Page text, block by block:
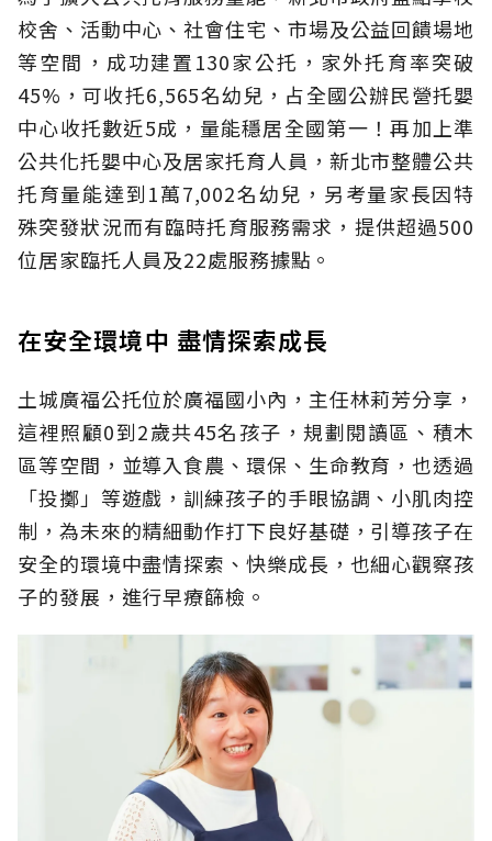
校舍、活動中心、社會住宅、市場及公益回饋場地
等空間，成功建置130家公托，家外托育率突破
45%，可收托6,565名幼兒，占全國公辦民營托嬰
中心收托數近5成，量能穩居全國第一！再加上準
公共化托嬰中心及居家托育人員，新北市整體公共
托育量能達到1萬7,002名幼兒，另考量家長因特
殊突發狀況而有臨時托育服務需求，提供超過500
位居家臨托人員及22處服務據點。
在安全環境中 盡情探索成長
土城廣福公托位於廣福國小內，主任林莉芳分享，
這裡照顧0到2歲共45名孩子，規劃閱讀區、積木
區等空間，並導入食農、環保、生命教育，也透過
「投擲」等遊戲，訓練孩子的手眼協調、小肌肉控
制，為未來的精細動作打下良好基礎，引導孩子在
安全的環境中盡情探索、快樂成長，也細心觀察孩
子的發展，進行早療篩檢。